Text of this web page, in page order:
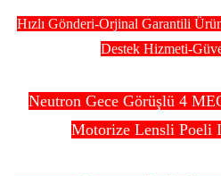
Hızlı Gönderi-Orjinal Garantili
Destek Hizmeti-
Neutron Gece Görüşlü 4
Motorize Lensli Poeli